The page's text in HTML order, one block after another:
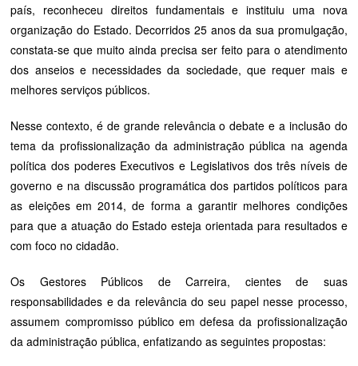
país, reconheceu direitos fundamentais e instituiu uma nova
organização do Estado. Decorridos 25 anos da sua promulgação,
constata-se que muito ainda precisa ser feito para o atendimento
dos anseios e necessidades da sociedade, que requer mais e
melhores serviços públicos.
Nesse contexto, é de grande relevância o debate e a inclusão do
tema da profissionalização da administração pública na agenda
política dos poderes Executivos e Legislativos dos três níveis de
governo e na discussão programática dos partidos políticos para
as eleições em 2014, de forma a garantir melhores condições
para que a atuação do Estado esteja orientada para resultados e
com foco no cidadão.
Os Gestores Públicos de Carreira, cientes de suas
responsabilidades e da relevância do seu papel nesse processo,
assumem compromisso público em defesa da profissionalização
da administração pública, enfatizando as seguintes propostas: